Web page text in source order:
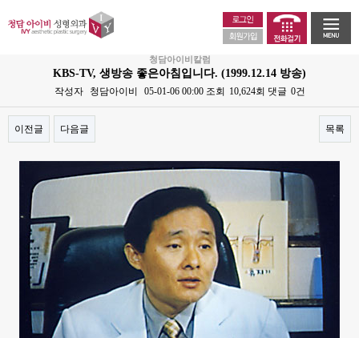
청담아이비칼럼
KBS-TV, 생방송 좋은아침입니다. (1999.12.14 방송)
작성자 청담아이비 05-01-06 00:00조회 10,624회 댓글 0건
이전글 다음글 목록
본문